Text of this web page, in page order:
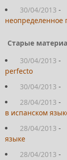
30/04/2013 -
Старые
30/04/2013 -
perfecto
30/04/2013 -
28/04/2013 -
в испанском
28/04/2013 -
языке
28/04/2013 -